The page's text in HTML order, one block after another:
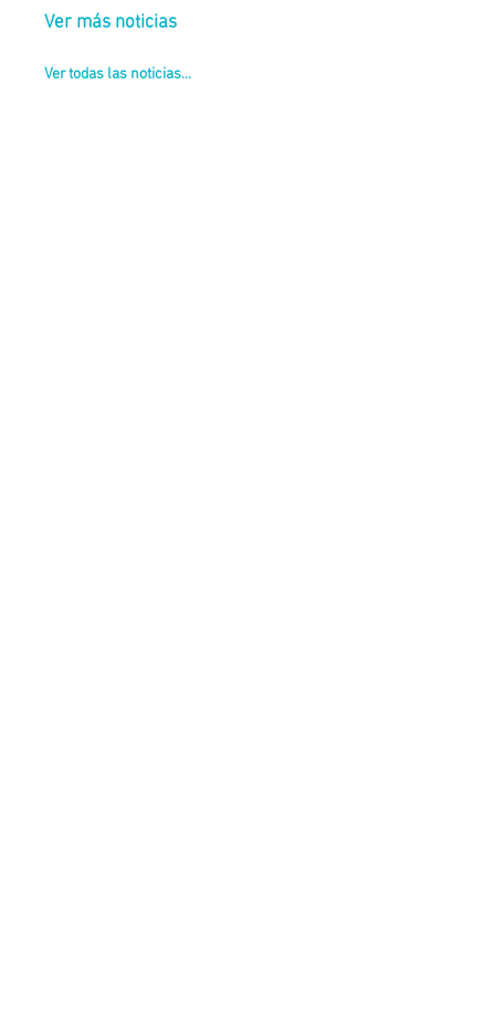
Ver más noticias
Ver todas las noticias...